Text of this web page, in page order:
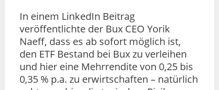
In einem LinkedIn Beitrag
veröffentlichte der Bux CEO Yorik
Naeff, dass es ab sofort möglich ist,
den ETF Bestand bei Bux zu verleihen
und hier eine Mehrrendite von 0,25 bis
0,35 % p.a. zu erwirtschaften – natürlich